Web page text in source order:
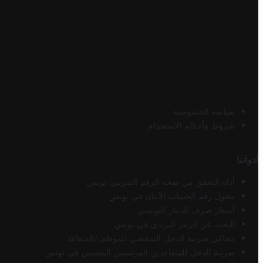
سياسة الخصوصية
شروط وأحكام الاستخدام
أدواتنا
أداة التحقق من صحة الرقم الضريبي تونس
محول رقم الحساب الآيبان في تونس
أسعار صرف الدينار التونسي
البحث عن الرمز البريدي في تونس
محاكي ضريبة الدخل الشخصي للموظف/المتقاعد
ضريبة الدخل للمتقاعدين الفرنسيين المقيمين في تونس